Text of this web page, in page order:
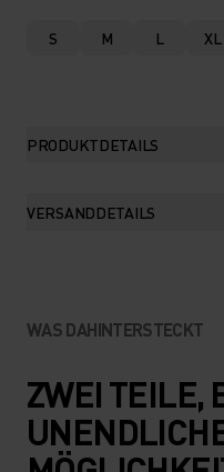
S M L XL
PRODUKTDETAILS
VERSANDDETAILS
WAS DAHINTERSTECKT
ZWEI TEILE,